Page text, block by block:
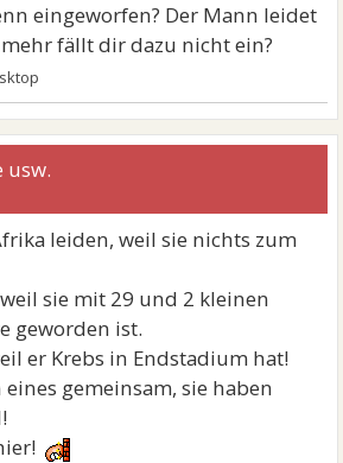
eingeworfen? Der Mann leidet
fällt dir dazu nicht ein?
usw.
leiden, weil sie nichts zum
sie mit 29 und 2 kleinen
geworden ist.
er Krebs in Endstadium hat!
gemeinsam, sie haben